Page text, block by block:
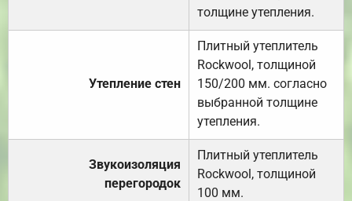
толщине утепления.
Утепление стен
Плитный утеплитель
Rockwool, толщиной
150/200 мм. согласно
выбранной толщине
утепления.
Звукоизоляция
перегородок
Плитный утеплитель
Rockwool, толщиной
100 мм.